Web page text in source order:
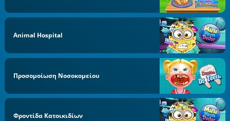
Animal Hospital
Προσομοίωση Νοσοκομείου
Φροντίδα Κατοικιδίων